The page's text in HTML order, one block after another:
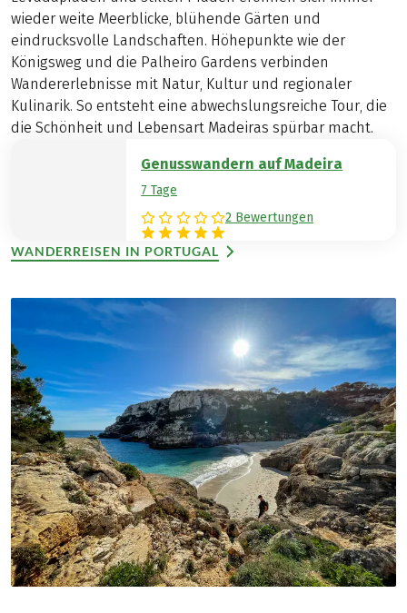
wieder weite Meerblicke, blühende Gärten und
eindrucksvolle Landschaften. Höhepunkte wie der
Königsweg und die Palheiro Gardens verbinden
Wandererlebnisse mit Natur, Kultur und regionaler
Kulinarik. So entsteht eine abwechslungsreiche Tour, die
die Schönheit und Lebensart Madeiras spürbar macht.
Genusswandern auf Madeira
7 Tage
2 Bewertungen
WANDERREISEN IN PORTUGAL